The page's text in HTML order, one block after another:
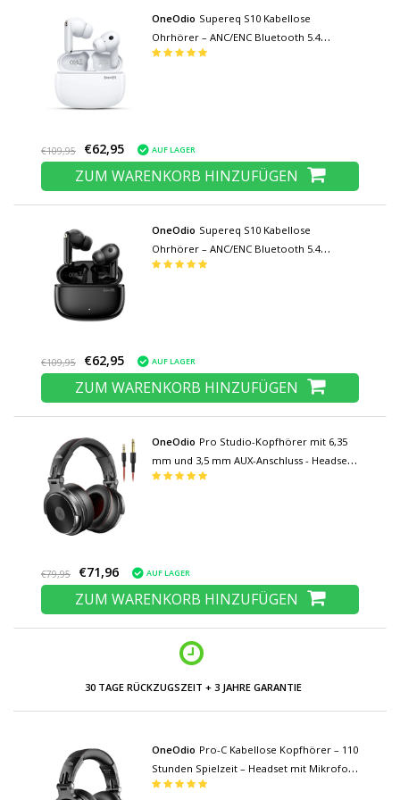
OneOdio Supereq S10 Kabellose
Ohrhörer – ANC/ENC Bluetooth 5.4
Ohrhörer TWS – Weiß
€109,95 €62,95 AUF LAGER
ZUM WARENKORB HINZUFÜGEN
OneOdio Supereq S10 Kabellose
Ohrhörer – ANC/ENC Bluetooth 5.4
Ohrhörer TWS – Schwarz
€109,95 €62,95 AUF LAGER
ZUM WARENKORB HINZUFÜGEN
OneOdio Pro Studio-Kopfhörer mit 6,35
mm und 3,5 mm AUX-Anschluss - Headset
mit Mikrofon DJ-Kopfhörer Schwarz
€79,95 €71,96 AUF LAGER
ZUM WARENKORB HINZUFÜGEN
NIEDRIGE PREISE UND GROSSE AUSWAHL
OneOdio Pro-C Kabellose Kopfhörer – 110
Stunden Spielzeit – Headset mit Mikrofon
DJ-Kopfhörer – Schwarz